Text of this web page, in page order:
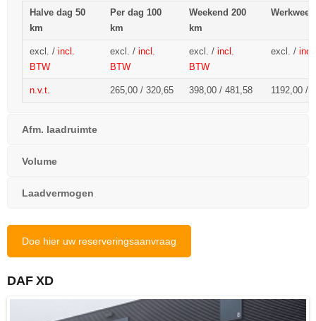
Halve dag 50
km
Per dag 100
km
Weekend 200
km
excl. / incl.
BTW
excl. / incl.
BTW
excl. / incl.
BTW
excl. /
n.v.t. 265,00 / 320,65 398,00 / 481,58 1192,00 /
Afm. laadruimte
Volume
Laadvermogen
Doe hier uw reserveringsaanvraag
DAF XD